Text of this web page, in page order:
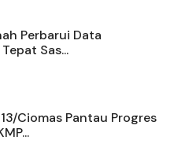
Perbarui Data
Sas...
Ciomas Pantau Progres